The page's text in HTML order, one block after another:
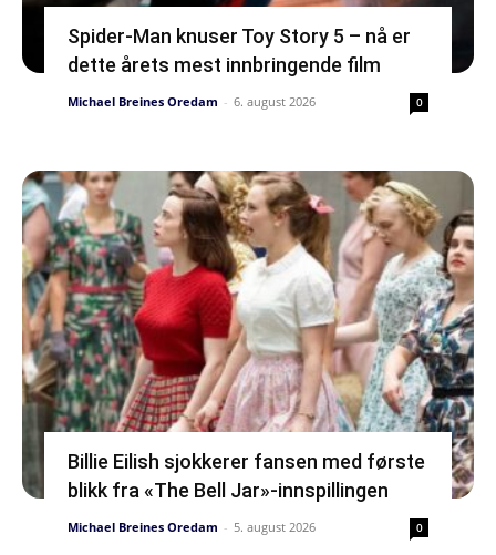
Spider-Man knuser Toy Story 5 – nå er
dette årets mest innbringende film
Michael Breines Oredam - 6. august 2026 0
Billie Eilish sjokkerer fansen med første
blikk fra «The Bell Jar»-innspillingen
Michael Breines Oredam - 5. august 2026 0